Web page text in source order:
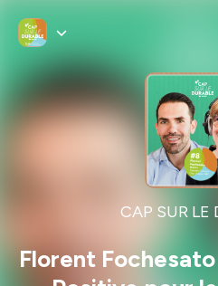
CAP SUR LE
Florent